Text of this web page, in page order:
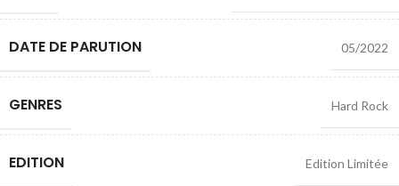
DATE DE PARUTION 05/2022
GENRES Hard Rock
EDITION Edition Limitée